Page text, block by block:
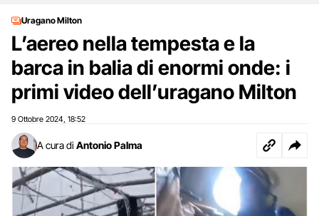
Uragano Milton
L’aereo nella tempesta e la
barca in balia di enormi onde: i
primi video dell’uragano Milton
9 Ottobre 2024 18:52
A cura di Antonio Palma